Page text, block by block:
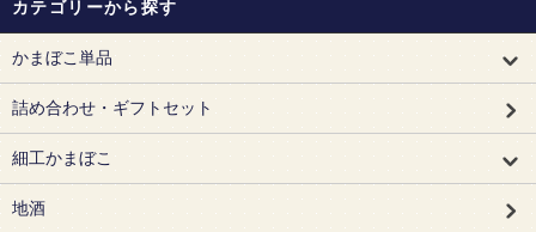
カテゴリーから探す
かまぼこ単品
詰め合わせ・ギフトセット
細工かまぼこ
地酒